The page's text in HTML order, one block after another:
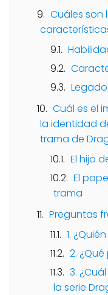
Cuáles son
Cuál es el
la identidad
trama de
El hijo
El
trama
Preguntas
1.
2.
3.
la serie